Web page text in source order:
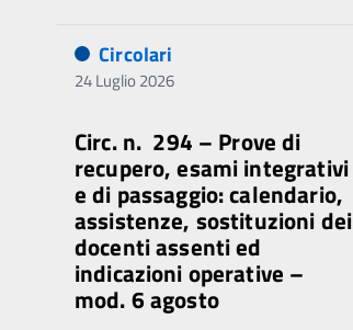
Circolari
24 Luglio 2026
Circ. n. 294 – Prove di
recupero, esami integrativi
e di passaggio: calendario,
assistenze, sostituzioni dei
docenti assenti ed
indicazioni operative –
mod. 6 agosto